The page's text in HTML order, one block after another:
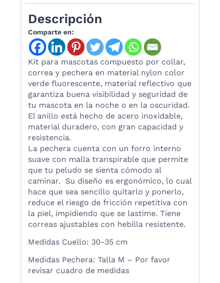
Descripción
Comparte en:
Kit para mascotas compuesto por collar,
correa y pechera en material nylon color
verde fluorescente, material reflectivo que
garantiza buena visibilidad y seguridad de
tu mascota en la noche o en la oscuridad.
El anillo está hecho de acero inoxidable,
material duradero, con gran capacidad y
resistencia.
La pechera cuenta con un forro interno
suave con malla transpirable que permite
que tu peludo se sienta cómodo al
caminar. Su diseño es ergonómico, lo cual
hace que sea sencillo quitarlo y ponerlo,
reduce el riesgo de fricción repetitiva con
la piel, impidiendo que se lastime. Tiene
correas ajustables con hebilla resistente.
Medidas Cuello: 30-35 cm
Medidas Pechera: Talla M – Por favor
revisar cuadro de medidas